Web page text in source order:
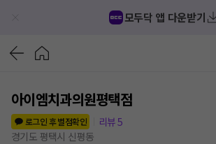
모두닥 앱 다운받기
아이엠치과의원평택점
로그인 후 별점확인
리뷰5
경기도 평택시 신평동